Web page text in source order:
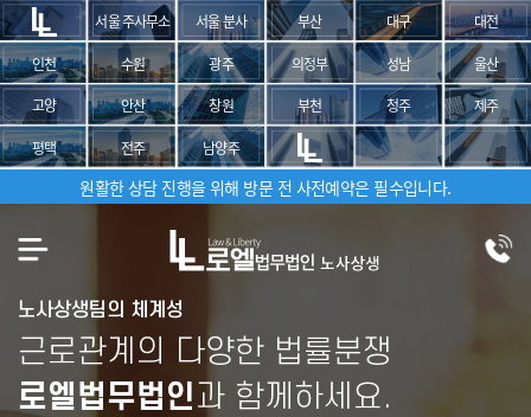
서울 주사무소 서울 분사 부산 대구
대전
인천
수원 광주 의정부 성남
울산
고양
안산 창원 부천 청주
제주
평택
전주 남양주
원활한 상담 진행을 위해 방문 전 사전예약은 필수입니다.
노사상생팀의 체계성
근로관계의 다양한 법률분쟁
로엘법무법인과 함께하세요.